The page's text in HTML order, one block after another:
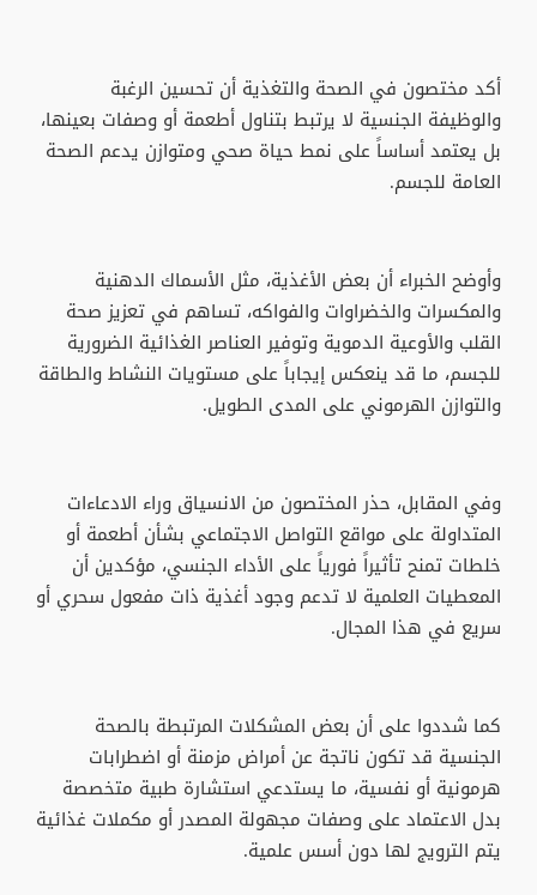
أكد مختصون في الصحة والتغذية أن تحسين الرغبة
والوظيفة الجنسية لا يرتبط بتناول أطعمة أو وصفات بعينها،
بل يعتمد أساساً على نمط حياة صحي ومتوازن يدعم الصحة
العامة للجسم.
وأوضح الخبراء أن بعض الأغذية، مثل الأسماك الدهنية
والمكسرات والخضراوات والفواكه، تساهم في تعزيز صحة
القلب والأوعية الدموية وتوفير العناصر الغذائية الضرورية
للجسم، ما قد ينعكس إيجاباً على مستويات النشاط والطاقة
والتوازن الهرموني على المدى الطويل.
وفي المقابل، حذر المختصون من الانسياق وراء الادعاءات
المتداولة على مواقع التواصل الاجتماعي بشأن أطعمة أو
خلطات تمنح تأثيراً فورياً على الأداء الجنسي، مؤكدين أن
المعطيات العلمية لا تدعم وجود أغذية ذات مفعول سحري أو
سريع في هذا المجال.
كما شددوا على أن بعض المشكلات المرتبطة بالصحة
الجنسية قد تكون ناتجة عن أمراض مزمنة أو اضطرابات
هرمونية أو نفسية، ما يستدعي استشارة طبية متخصصة
بدل الاعتماد على وصفات مجهولة المصدر أو مكملات غذائية
يتم الترويج لها دون أسس علمية.